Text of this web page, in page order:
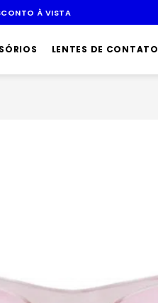
LENTES DE CONTATO